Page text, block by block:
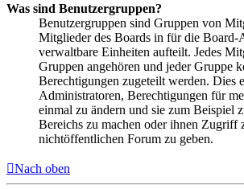
Was sind Benutzergruppen?
Benutzergruppen sind Gruppen von
Mitglieder des Boards in für die Board-
verwaltbare Einheiten aufteilt. Jedes
Gruppen angehören und jeder Gruppe
Berechtigungen zugeteilt werden. Dies
Administratoren, Berechtigungen für
einmal zu ändern und sie zum Beispiel
Bereichs zu machen oder ihnen Zugriff
nichtöffentlichen Forum zu geben.
Nach oben